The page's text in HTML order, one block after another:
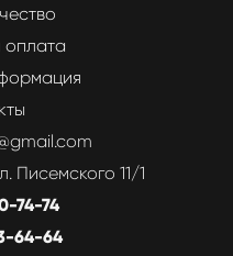
оплата
Писемского 11/1
74-74
64-64